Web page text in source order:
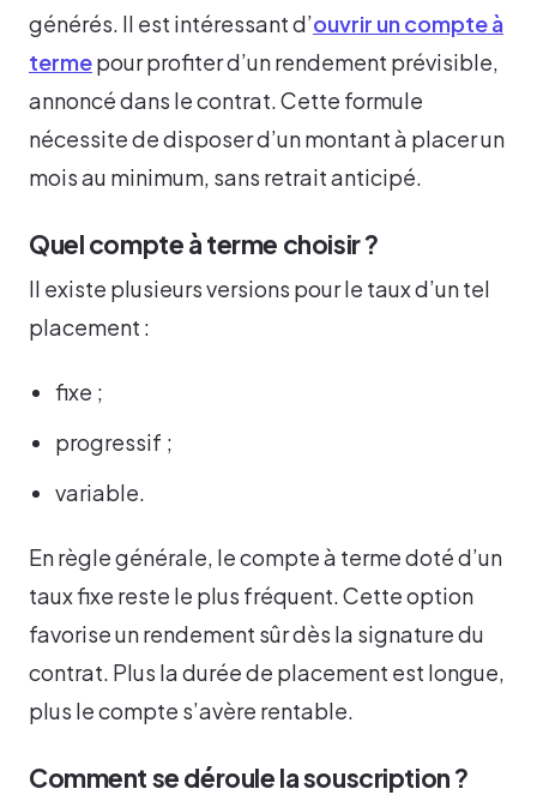
générés. Il est intéressant d’ouvrir un compte à
termepour profiter d’un rendement prévisible,
annoncé dans le contrat. Cette formule
nécessite de disposer d’un montant à placer un
mois au minimum, sans retrait anticipé.
Quel compte à terme choisir ?
Il existe plusieurs versions pour le taux d’un tel
placement :
fixe ;
progressif ;
variable.
En règle générale, le compte à terme doté d’un
taux fixe reste le plus fréquent. Cette option
favorise un rendement sûr dès la signature du
contrat. Plus la durée de placement est longue,
plus le compte s’avère rentable.
Comment se déroule la souscription ?